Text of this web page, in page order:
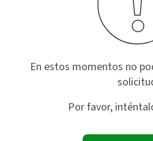
En estos momentos no
Por favor,